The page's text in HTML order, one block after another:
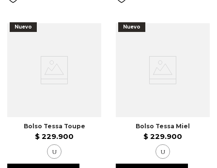
Nuevo
Bolso Tessa Toupe
$ 229.900
U
Nuevo
Bolso Tessa Miel
$ 229.900
U